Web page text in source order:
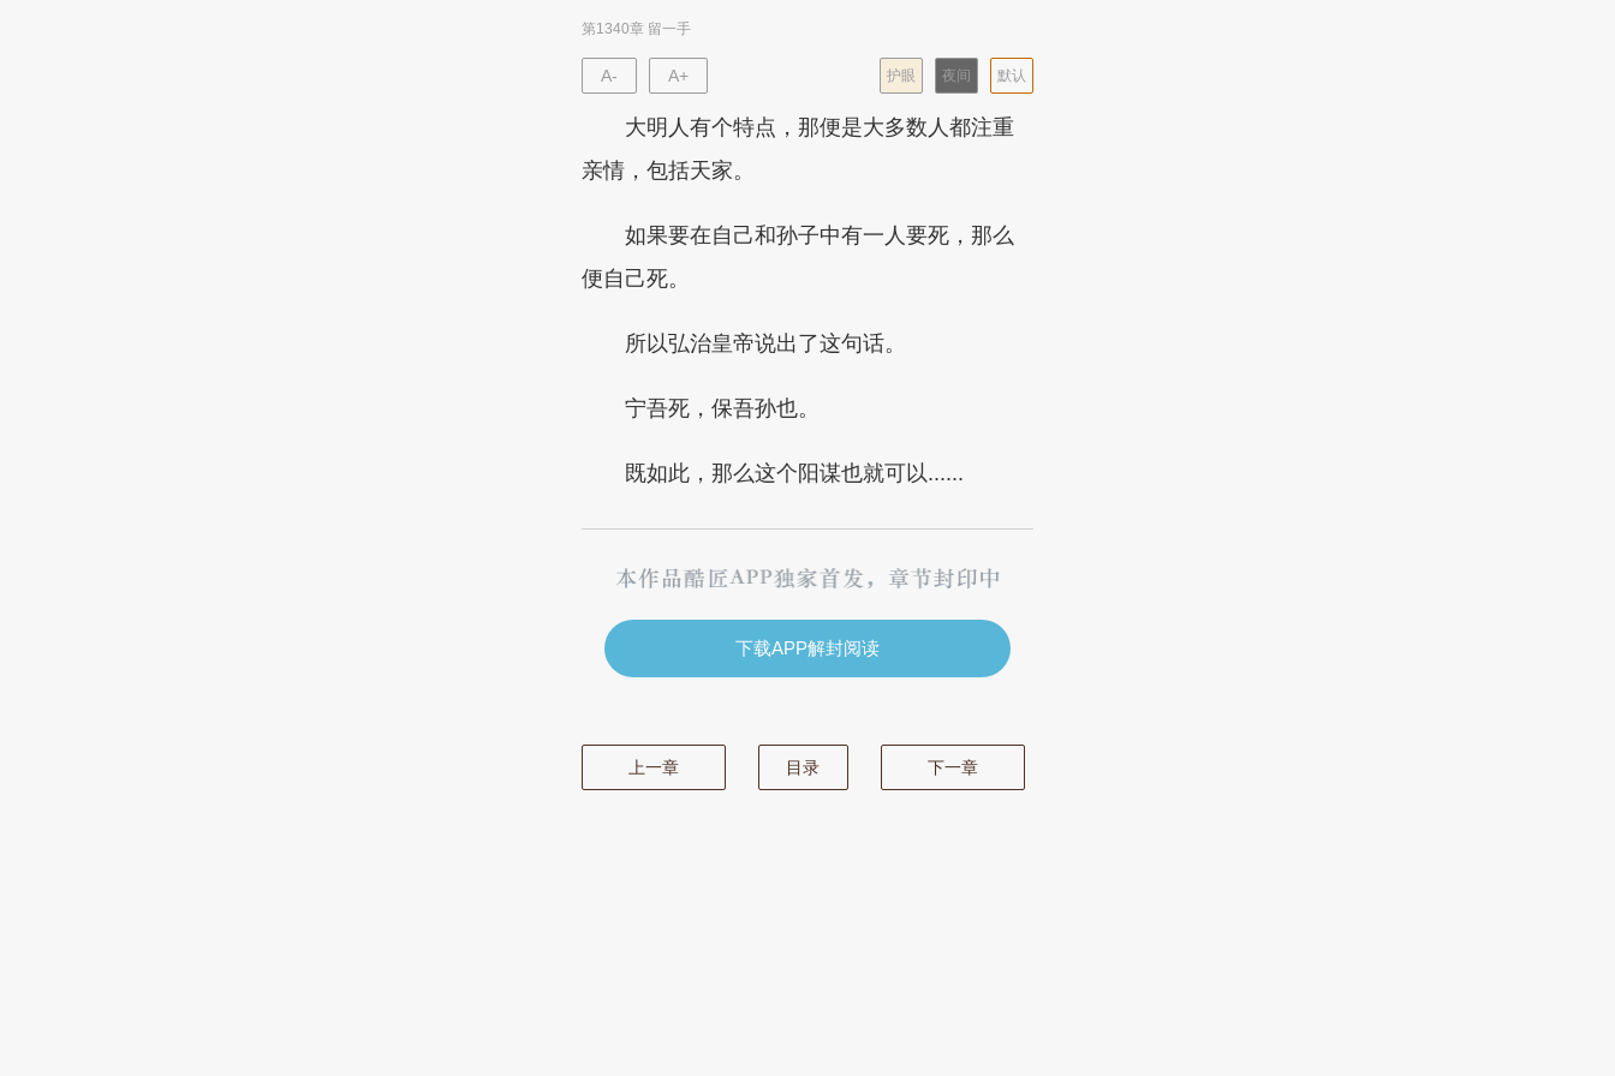
第1340章 留一手
A- A+ 默认
夜间
护眼
大明人有个特点，那便是大多数人都注重
亲情，包括天家。
如果要在自己和孙子中有一人要死，那么
便自己死。
所以弘治皇帝说出了这句话。
宁吾死，保吾孙也。
既如此，那么这个阳谋也就可以......
下载APP解封阅读
上一章 目录 下一章